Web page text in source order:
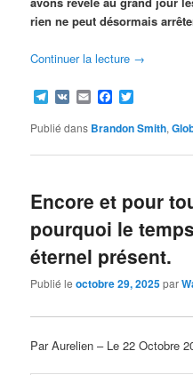
rien ne peut désormais
Continuer la lecture →
Telegram
VK EmailFacebook
Publié dans Brandon Smith,
Encore et pour
pourquoi le
éternel présent.
Publié leoctobre 29, 2025par
Par Aurelien – Le 22 Octobre